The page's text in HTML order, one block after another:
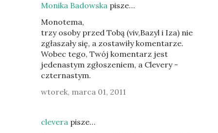
Monika Badowska pisze…
Monotema,
trzy osoby przed Tobą (viv,Bazyl i Iza) nie
zgłaszały się, a zostawiły komentarze.
Wobec tego, Twój komentarz jest
jedenastym zgłoszeniem, a Clevery -
czternastym.
wtorek, marca 01, 2011
clevera pisze…